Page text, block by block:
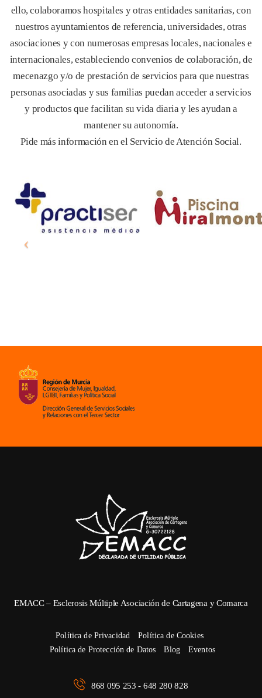
ello, colaboramos hospitales y otras entidades sanitarias, con
nuestros ayuntamientos de referencia, universidades, otras
asociaciones y con numerosas empresas locales, nacionales e
internacionales, estableciendo convenios de colaboración, de
mecenazgo y/o de prestación de servicios para que nuestras
personas asociadas y sus familias puedan acceder a servicios
y productos que facilitan su vida diaria y les ayudan a
mantener su autonomía.
Pide más información en el Servicio de Atención Social.
EMACC – Esclerosis Múltiple Asociación de Cartagena y Comarca
Política de Privacidad
Política de Cookie
Política de Protección de Dato
Blog Evento
868 095 253 - 648 280 828